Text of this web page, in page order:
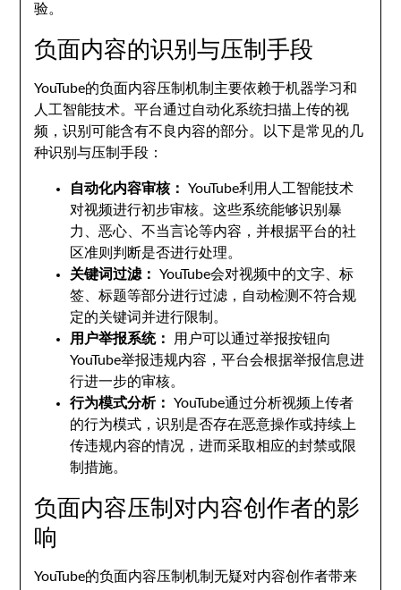
验。
负面内容的识别与压制手段
YouTube的负面内容压制机制主要依赖于机器学习和
人工智能技术。平台通过自动化系统扫描上传的视
频，识别可能含有不良内容的部分。以下是常见的几
种识别与压制手段：
自动化内容审核：
YouTube利用人工智能技术
对视频进行初步审核。这些系统能够识别暴
力、恶心、不当言论等内容，并根据平台的社
区准则判断是否进行处理。
关键词过滤：
YouTube会对视频中的文字、标
签、标题等部分进行过滤，自动检测不符合规
定的关键词并进行限制。
用户举报系统：
用户可以通过举报按钮向
YouTube举报违规内容，平台会根据举报信息进
行进一步的审核。
行为模式分析：
YouTube通过分析视频上传者
的行为模式，识别是否存在恶意操作或持续上
传违规内容的情况，进而采取相应的封禁或限
制措施。
负面内容压制对内容创作者的影
响
YouTube的负面内容压制机制无疑对内容创作者带来